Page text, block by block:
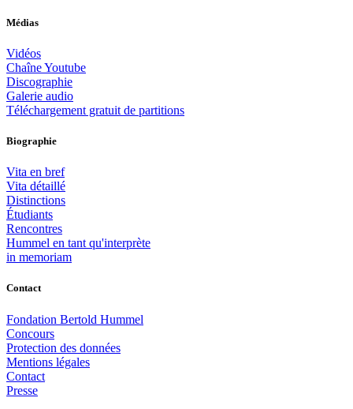
Médias
Vidéos
Chaîne Youtube
Discographie
Galerie audio
Téléchargement gratuit de partitions
Biographie
Vita en bref
Vita détaillé
Distinctions
Étudiants
Rencontres
Hummel en tant qu'interprète
in memoriam
Contact
Fondation Bertold Hummel
Concours
Protection des données
Mentions légales
Contact
Presse